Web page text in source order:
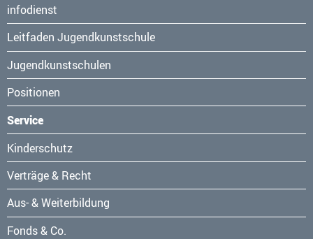
Navigation
überspringen
infodienst
Leitfaden Jugendkunstschule
Jugendkunstschulen
Positionen
Service
Navigation
überspringen
Kinderschutz
Verträge & Recht
Aus- & Weiterbildung
Fonds & Co.